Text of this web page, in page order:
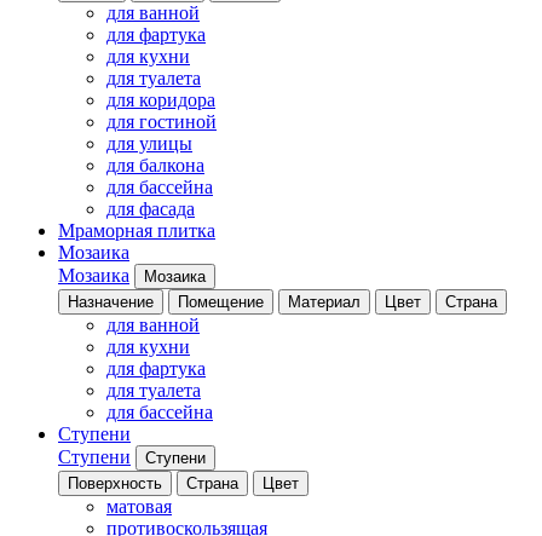
для ванной
для фартука
для кухни
для туалета
для коридора
для гостиной
для улицы
для балкона
для бассейна
для фасада
Мраморная плитка
Мозаика
Мозаика
Мозаика
Назначение
Помещение Материал Цвет Страна
для ванной
для кухни
для фартука
для туалета
для бассейна
Ступени
Ступени
Ступени
Поверхность
Страна Цвет
матовая
противоскользящая